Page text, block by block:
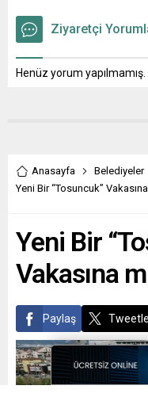
Ziyaretçi
Henüz yorum yapılmamış.
Anasayfa
Belediyeler
Yeni Bir “Tosuncuk”
Yeni Bir
Vakasına
Paylaş Tweetle